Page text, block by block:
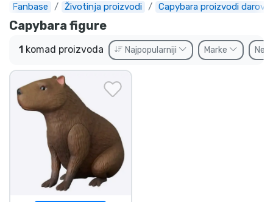
Fanbase Životinja proizvodi Capybara proizvodi darovi
Capybara figure
1 komad proizvoda Najpopularniji Marke Ne
Ulazak Registracija
Najnovije proizvodi
Akcija
Ekspresna dostava
Prednarudžbe
Outlet proizvodi
Dostava i plaćanje